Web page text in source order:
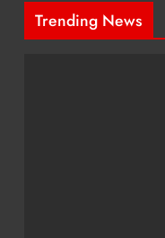
Trending News